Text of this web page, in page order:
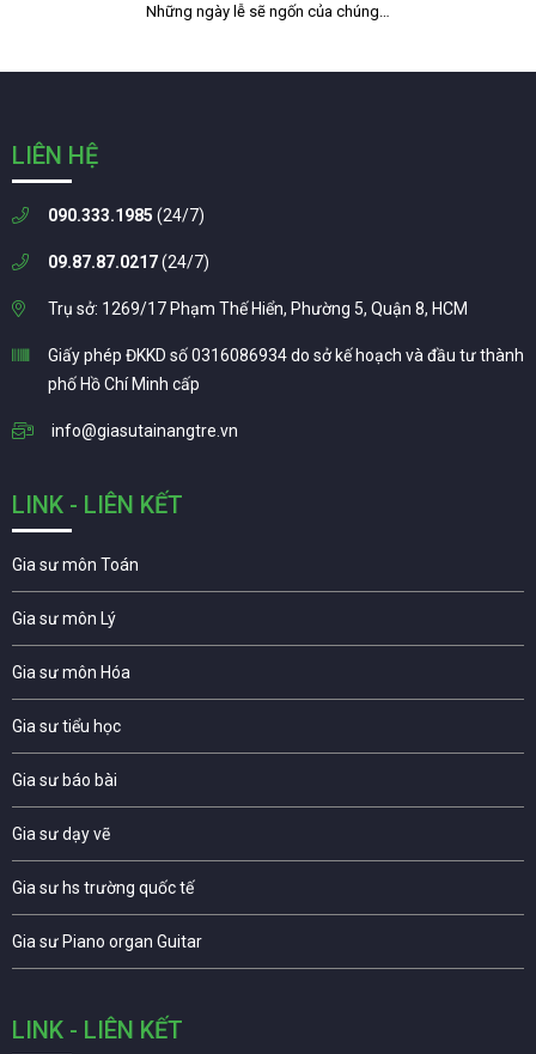
Những ngày lễ sẽ ngốn của chúng…
LIÊN HỆ
090.333.1985 (24/7)
09.87.87.0217(24/7)
Trụ sở: 1269/17 Phạm Thế Hiển, Phường 5, Quận 8, HCM
Giấy phép ĐKKD số 0316086934 do sở kế hoạch và đầu tư thành
phố Hồ Chí Minh cấp
info@giasutainangtre.vn
LINK - LIÊN KẾT
Gia sư môn Toán
Gia sư môn Lý
Gia sư môn Hóa
Gia sư tiểu học
Gia sư báo bài
Gia sư dạy vẽ
Gia sư hs trường quốc tế
Gia sư Piano organ Guitar
LINK - LIÊN KẾT